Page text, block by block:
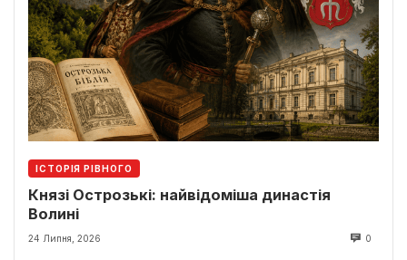
ІСТОРІЯ РІВНОГО
Князі Острозькі: найвідоміша династія
Волині
24 Липня, 2026 0